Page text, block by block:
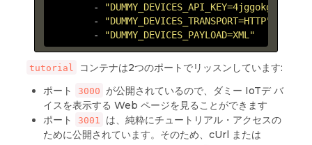
        -
        -
"DUMMY_DEVICES_TRANSPORT=HTTP"
        -
"DUMMY_DEVICES_PAYLOAD=XML"
tutorial
コンテナは2つのポートでリッスンしています:
ポート
3000
が公開されているので、ダミー IoTデ バ
イスを表示する Web ページを見ることができます
ポート
3001
は、純粋にチュートリアル・アクセスの
ために公開されています。そのため、cUrl または